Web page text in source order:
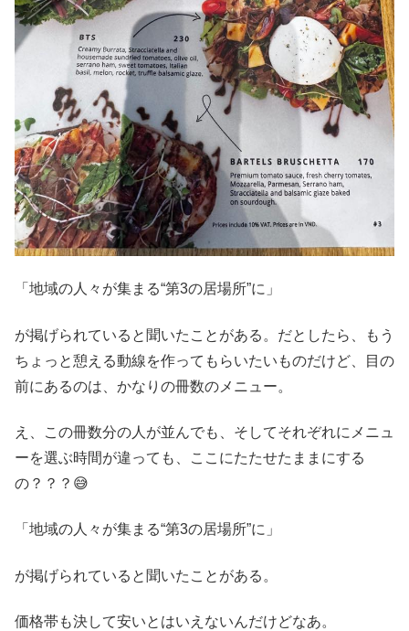
「地域の人々が集まる“第3の居場所”に」
が掲げられていると聞いたことがある。だとしたら、もう
ちょっと憩える動線を作ってもらいたいものだけど、目の
前にあるのは、かなりの冊数のメニュー。
え、この冊数分の人が並んでも、そしてそれぞれにメニュ
ーを選ぶ時間が違っても、ここにたたせたままにする
の？？？😅
「地域の人々が集まる“第3の居場所”に」
が掲げられていると聞いたことがある。
価格帯も決して安いとはいえないんだけどなあ。